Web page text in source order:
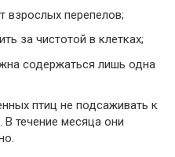
взрослых перепелов;
за чистотой в клетках;
содержаться лишь одна
птиц не подсаживать к
течение месяца они